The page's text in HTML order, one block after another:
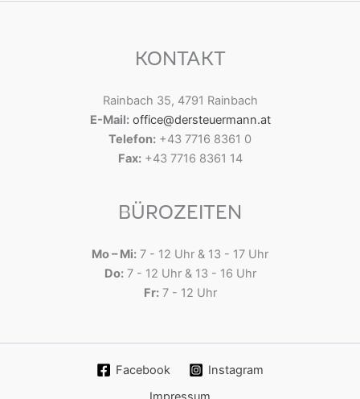
KONTAKT
Rainbach 35, 4791 Rainbach
E-Mail: office@dersteuermann.at
Telefon: +43 7716 8361 0
Fax:+43 7716 8361 14
BÜROZEITEN
Mo – Mi: 7 - 12 Uhr & 13 - 17 Uhr
Do:7 - 12 Uhr & 13 - 16 Uhr
Fr:7 - 12 Uhr
Facebook
Instagram